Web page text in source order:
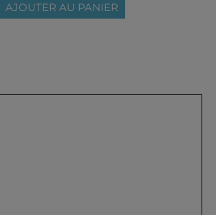
AJOUTER AU PANIER